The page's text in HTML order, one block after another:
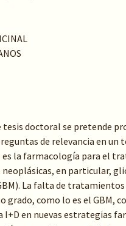
tesis doctoral se pretende
de relevancia en un
es la farmacología para el
neoplásicas, en particular,
La falta de
grado, como lo es el GBM,
I+D en nuevas estrategias